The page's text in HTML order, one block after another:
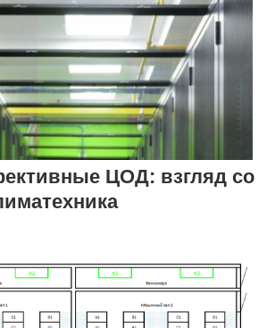
ЦОД: взгляд со